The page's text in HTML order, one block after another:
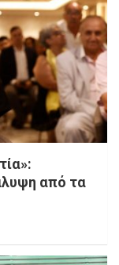
από τα